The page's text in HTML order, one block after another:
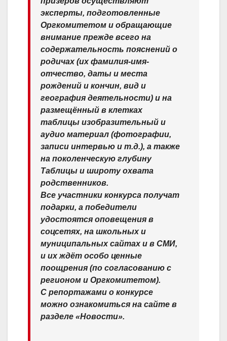
эксперты, подготовленные
Оргкомитетом и обращающие
внимание прежде всего на
содержательность пояснений о
родичах (их фамилия-имя-
отчество, даты и места
рождений и кончин, вид и
география деятельности) и на
размещённый в клетках
таблицы изобразительный и
аудио материал (фотографии,
записи интервью и т.д.), а также
на поколенческую глубину
Таблицы и широту охвата
родственников.
Все участники конкурса получат
подарки, а победители
удостоятся оповещения в
соцсетях, на школьных и
муниципальных сайтах и в СМИ,
и их ждёт особо ценные
поощрения (по согласованию с
регионом и Оргкомитетом).
С репортажами о конкурсе
можно ознакомиться на сайте в
разделе «Новости».